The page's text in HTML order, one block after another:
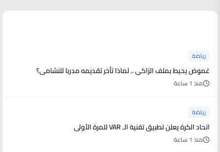
رياضة
غموض يحيط بملف الزاكي .. لماذا تأخر تقديمه مدربا للنشامى؟
منذ 1 ساعة
رياضة
اتحاد الكرة يعلن تطبيق تقنية الـ VAR للمرة الأولى
منذ 1 ساعة